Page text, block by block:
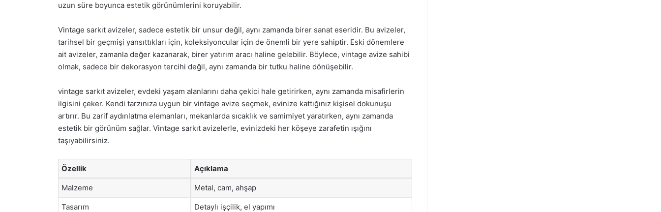
uzun süre boyunca estetik görünümlerini koruyabilir.
Vintage sarkıt avizeler, sadece estetik bir unsur değil, aynı zamanda birer sanat eseridir. Bu avizeler,
tarihsel bir geçmişi yansıttıkları için, koleksiyoncular için de önemli bir yere sahiptir. Eski dönemlere
ait avizeler, zamanla değer kazanarak, birer yatırım aracı haline gelebilir. Böylece, vintage avize sahibi
olmak, sadece bir dekorasyon tercihi değil, aynı zamanda bir tutku haline dönüşebilir.
vintage sarkıt avizeler, evdeki yaşam alanlarını daha çekici hale getirirken, aynı zamanda misafirlerin
ilgisini çeker. Kendi tarzınıza uygun bir vintage avize seçmek, evinize kattığınız kişisel dokunuşu
artırır. Bu zarif aydınlatma elemanları, mekanlarda sıcaklık ve samimiyet yaratırken, aynı zamanda
estetik bir görünüm sağlar. Vintage sarkıt avizelerle, evinizdeki her köşeye zarafetin ışığını
taşıyabilirsiniz.
Özellik Açıklama
Malzeme Metal, cam, ahşap
Tasarım Detaylı işçilik, el yapımı